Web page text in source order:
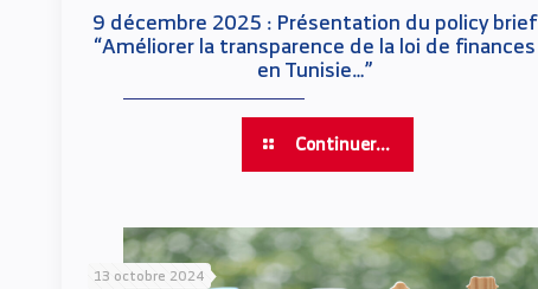
9 décembre 2025 : Présentation du policy brief
“Améliorer la transparence de la loi de finances
en Tunisie…”
Continuer...
13 octobre 2024